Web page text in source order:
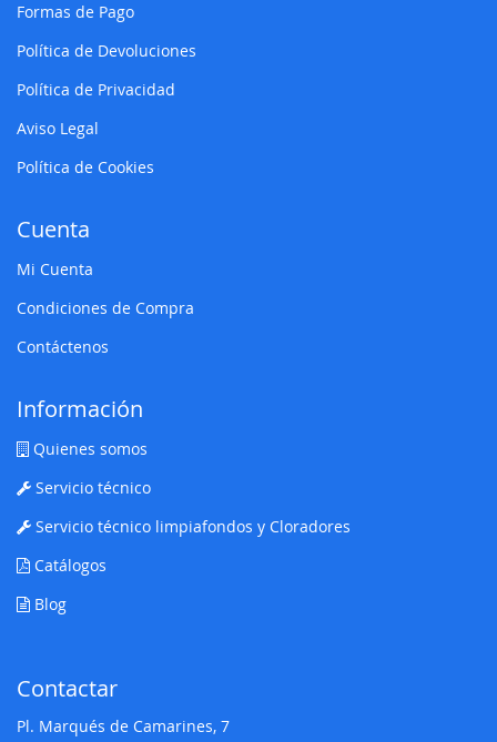
Formas de Pago
Política de Devoluciones
Política de Privacidad
Aviso Legal
Política de Cookies
Cuenta
Mi Cuenta
Condiciones de Compra
Contáctenos
Información
Quienes somos
Servicio técnico
Servicio técnico limpiafondos y Cloradores
Catálogos
Blog
Contactar
Pl. Marqués de Camarines, 7